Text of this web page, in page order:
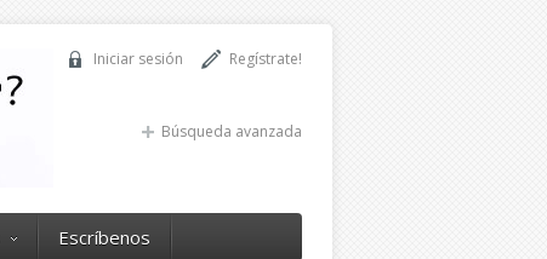
Regístrate!
Iniciar sesión
Búsqueda avanzada
Escríbenos